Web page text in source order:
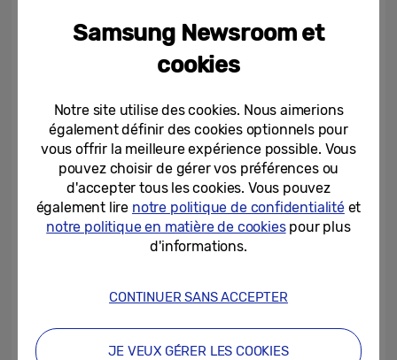
▲ San Babila
notamment le Duomo di Milano, Pirelli 39,
San Babila et Corso Como, la publicité
extérieure diffuse l’excitation des sports
d’hiver au-delà des sites de compétition et
au cœur de la ville hôte. La campagne
publicitaire se déroule du 1ᵉʳ au 28 février,
que San Babila – Durini jusqu’au 15 mars et
Samsung Newsroom et
cookies
Notre site utilise des cookies. Nous aimerions
également définir des cookies optionnels pour
vous offrir la meilleure expérience possible. Vous
pouvez choisir de gérer vos préférences ou
d'accepter tous les cookies. Vous pouvez
également lire notre politique de confidentialitéet
notre politique en matière de cookiespour plus
d'informations.
CONTINUER SANS ACCEPTER
JE VEUX GÉRER LES COOKIES